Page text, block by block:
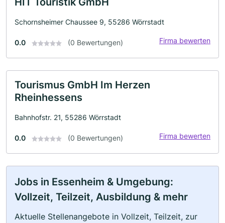
Schornsheimer Chaussee 9, 55286 Wörrstadt
0.0 (0 Bewertungen) Firma bewerten
Tourismus GmbH Im Herzen
Rheinhessens
Bahnhofstr. 21, 55286 Wörrstadt
0.0 (0 Bewertungen) Firma bewerten
Jobs in Essenheim & Umgebung:
Vollzeit, Teilzeit, Ausbildung & mehr
Aktuelle Stellenangebote in Vollzeit, Teilzeit, zur